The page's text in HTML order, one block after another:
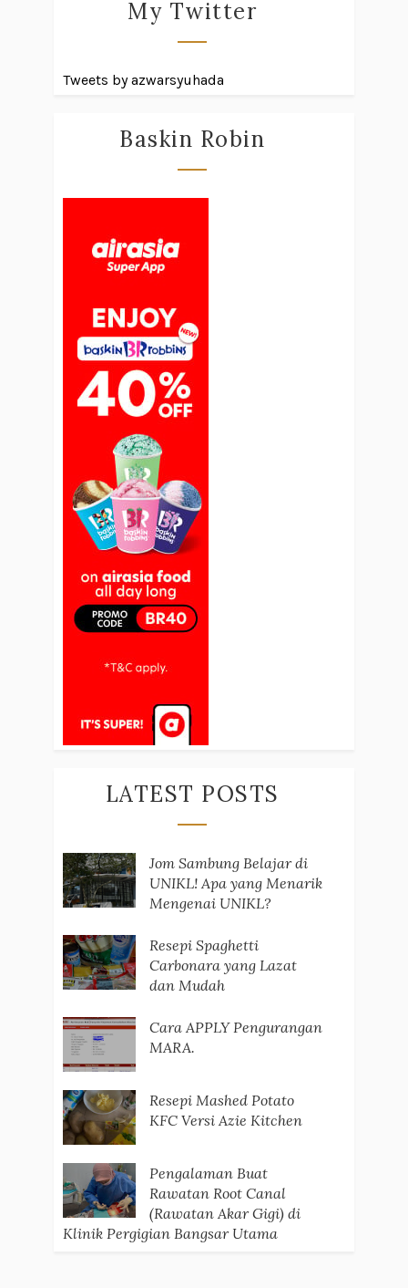
My Twitter
Tweets by azwarsyuhada
Baskin Robin
LATEST POSTS
Jom Sambung Belajar di
UNIKL! Apa yang Menarik
Mengenai UNIKL?
Resepi Spaghetti
Carbonara yang Lazat
dan Mudah
Cara APPLY Pengurangan
MARA.
Resepi Mashed Potato
KFC Versi Azie Kitchen
Pengalaman Buat
Rawatan Root Canal
(Rawatan Akar Gigi) di
Klinik Pergigian Bangsar Utama